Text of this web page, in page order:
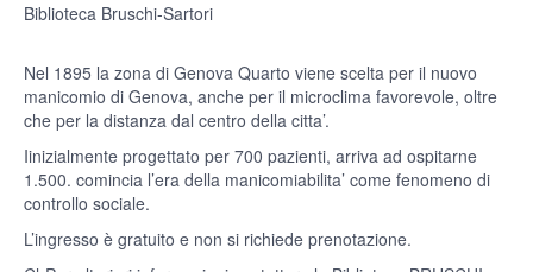
Biblioteca Bruschi-Sartori
Nel 1895 la zona di Genova Quarto viene scelta per il nuovo
manicomio di Genova, anche per il microclima favorevole, oltre
che per la distanza dal centro della citta’.
Iinizialmente progettato per 700 pazienti, arriva ad ospitarne
1.500. comincia l’era della manicomiabilita’ come fenomeno di
controllo sociale.
L’ingresso è gratuito e non si richiede prenotazione.